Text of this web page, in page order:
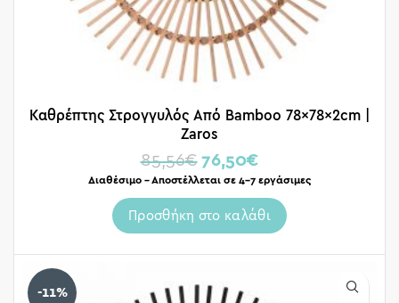
Καθρέπτης Στρογγυλός Από Bamboo 78x78x2cm |
Zaros
85,56€ 76,50€
Διαθέσιμο – Αποστέλλεται σε 4-7 εργάσιμες
Προσθήκη στο καλάθι
-11%